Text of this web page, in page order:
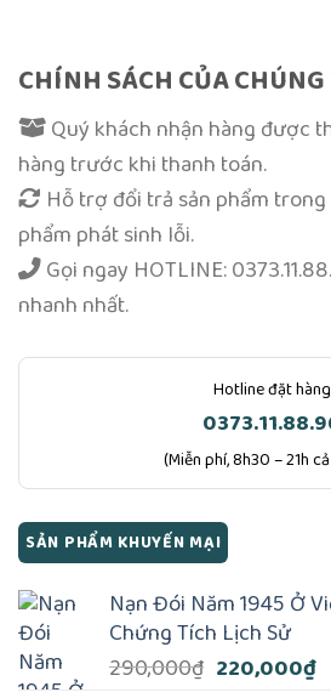
CHÍNH SÁCH CỦA
Quý khách nhận hàng được
hàng trước khi thanh toán.
Hỗ trợ đổi trả sản phẩm
phẩm phát sinh lỗi.
Gọi ngay HOTLINE:
nhanh nhất.
Hotline đặt hàng
(Miễn phí, 8h30 – 21h cả
SẢN PHẨM KHUYẾN MẠI
Nạn Đói Năm 1945 Ở
Chứng Tích Lịch Sử
290,000₫ Giá
220,000₫Giá